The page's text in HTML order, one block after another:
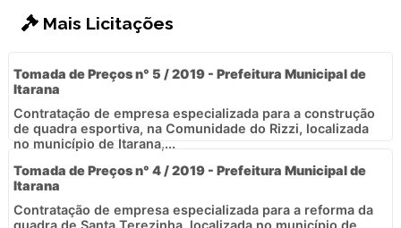
Mais Licitações
Tomada de Preços n° 5 / 2019 - Prefeitura Municipal de
Itarana
Contratação de empresa especializada para a construção
de quadra esportiva, na Comunidade do Rizzi, localizada
no município de Itarana,...
Tomada de Preços n° 4 / 2019 - Prefeitura Municipal de
Itarana
Contratação de empresa especializada para a reforma da
quadra de Santa Terezinha, localizada no município de